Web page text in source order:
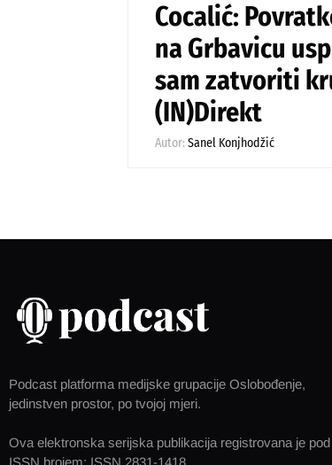
Cocalić:
na Grbavicu
sam zatvoriti
(IN)Direkt
Autor:Sanel Konjhodžić
Podcast platforma medijske grupacije Oslobođenje,
jedinstven prostor, po tvojoj mjeri.
Ova elektronska serijska publikacija registrovana je pod